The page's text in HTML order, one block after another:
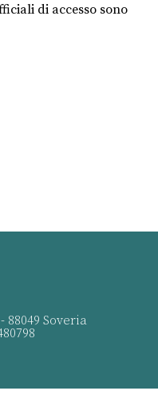
di accesso sono
Soveria